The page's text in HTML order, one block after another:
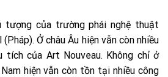
tượng của trường phái nghệ thuật
Ở châu Âu hiện vẫn còn nhiều
của Art Nouveau. Không chỉ ở
hiện vẫn còn tồn tại nhiều công